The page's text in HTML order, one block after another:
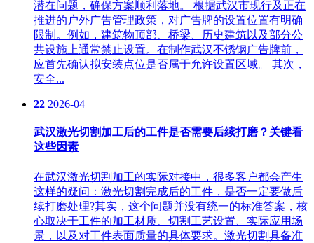
潜在问题，确保方案顺利落地。 根据武汉市现行及正在
推进的户外广告管理政策，对广告牌的设置位置有明确
限制。例如，建筑物顶部、桥梁、历史建筑以及部分公
共设施上通常禁止设置。在制作武汉不锈钢广告牌前，
应首先确认拟安装点位是否属于允许设置区域。 其次，
安全...
22 2026-04
武汉激光切割加工后的工件是否需要后续打磨？关键看
这些因素
在武汉激光切割加工的实际对接中，很多客户都会产生
这样的疑问：激光切割完成后的工件，是否一定要做后
续打磨处理?其实，这个问题并没有统一的标准答案，核
心取决于工件的加工材质、切割工艺设置、实际应用场
景，以及对工件表面质量的具体要求。激光切割具备准